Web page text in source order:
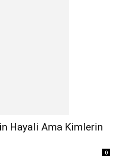
Hayali Ama Kimlerin
0